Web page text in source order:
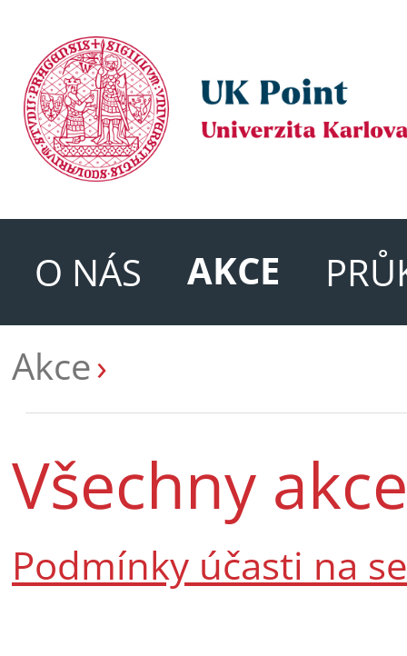
O NÁS AKCE
Akce
Všechny akce
Podmínky účasti na